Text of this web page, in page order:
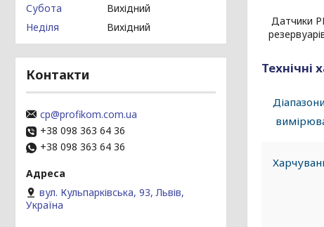
Датчики
Технічні
Субота
Вихідний
Неділя
Вихідний
Контакти
cp@profikom.com.ua
+38 098 363 64 36
+38 098 363 64 36
вул. Кульпарківська, 93, Львів,
Україна